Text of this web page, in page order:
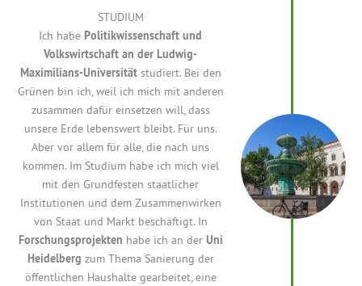
STUDIUM
Ich habe Politikwissenschaft und
Volkswirtschaft an der Ludwig-
Maximilians-Universitätstudiert. Bei den
Grünen bin ich, weil ich mich mit anderen
zusammen dafür einsetzen will, dass
unsere Erde lebenswert bleibt. Für uns.
Aber vor allem für alle, die nach uns
kommen. Im Studium habe ich mich viel
mit den Grundfesten staatlicher
Institutionen und dem Zusammenwirken
von Staat und Markt beschäftigt. In
Forschungsprojekten habe ich an der Uni
Heidelberg zum Thema Sanierung der
öffentlichen Haushalte gearbeitet, eine